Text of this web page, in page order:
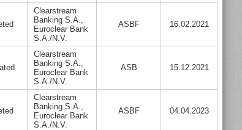
Clearstream
Banking S.A.,
Euroclear Bank
S.A./N.V.
ASBF 16.02.2021
Clearstream
Banking S.A.,
Euroclear Bank
S.A./N.V.
ASB 15.12.2021
Clearstream
Banking S.A.,
Euroclear Bank
S.A./N.V.
ASBF 04.04.2023